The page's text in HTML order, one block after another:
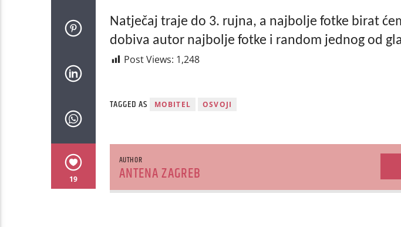
19
Natječaj traje do 3. rujna, a najbolje fotke birat
dobiva autor najbolje fotke i random jednog od
Post Views: 1,248
TAGGED AS MOBITEL OSVOJI
AUTHOR
ANTENA ZAGREB